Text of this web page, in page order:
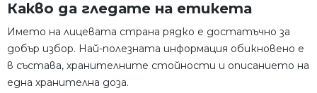
Какво да гледате на етикета
Името на лицевата страна рядко е достатъчно за
добър избор. Най-полезната информация обикновено е
в състава, хранителните стойности и описанието на
една хранителна доза.